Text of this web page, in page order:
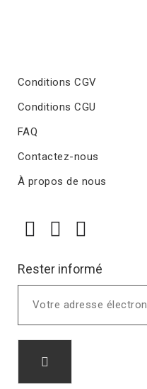
Conditions CGV
Conditions CGU
FAQ
Contactez-nous
À propos de nous
Rester informé